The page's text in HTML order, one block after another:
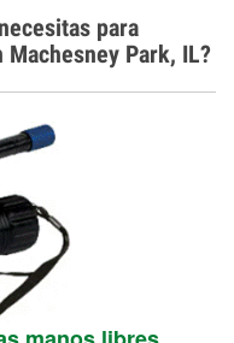
para
Park, IL?